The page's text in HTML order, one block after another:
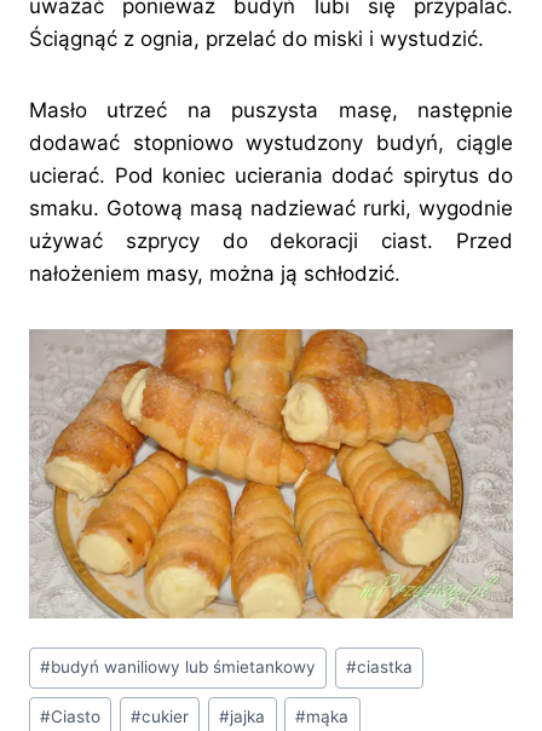
uważać ponieważ budyń lubi się przypalać.
Ściągnąć z ognia, przelać do miski i wystudzić.
Masło utrzeć na puszysta masę, następnie
dodawać stopniowo wystudzony budyń, ciągle
ucierać. Pod koniec ucierania dodać spirytus do
smaku. Gotową masą nadziewać rurki, wygodnie
używać szprycy do dekoracji ciast. Przed
nałożeniem masy, można ją schłodzić.
Tagi
wpisu:
#budyń waniliowy lub śmietankowy #ciastka
#Ciasto #cukier #jajka #mąka